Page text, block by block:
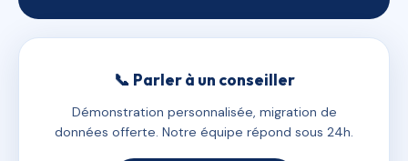
📞 Parler à un conseiller
Démonstration personnalisée, migration de
données offerte. Notre équipe répond sous 24h.